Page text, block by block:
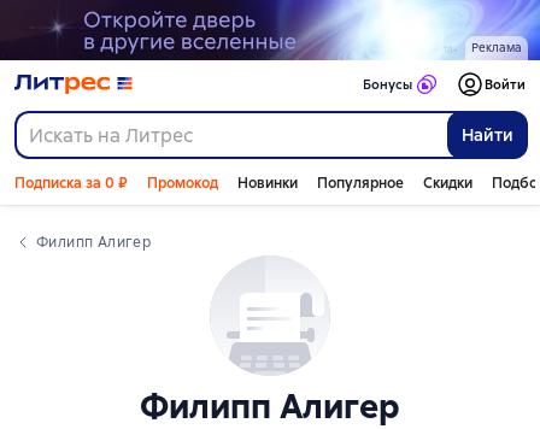
Реклама
Найти
Бонусы Войти
Подписка за 0 ₽ Промокод Новинки Популярное Скидки
Филипп Алигер
Филипп Алигер